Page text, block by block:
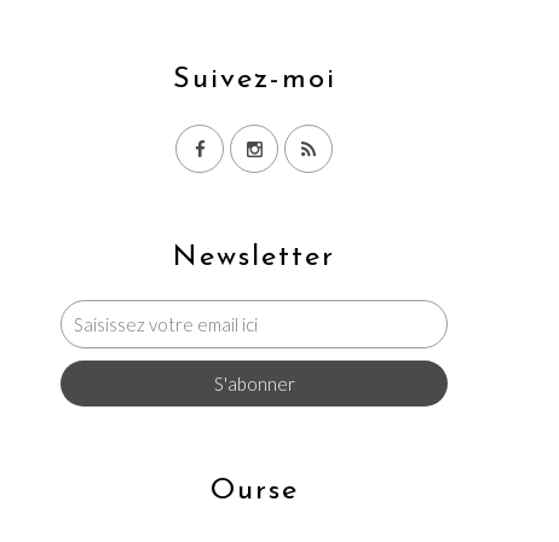
Newsletter
Suivez-moi
Ourse